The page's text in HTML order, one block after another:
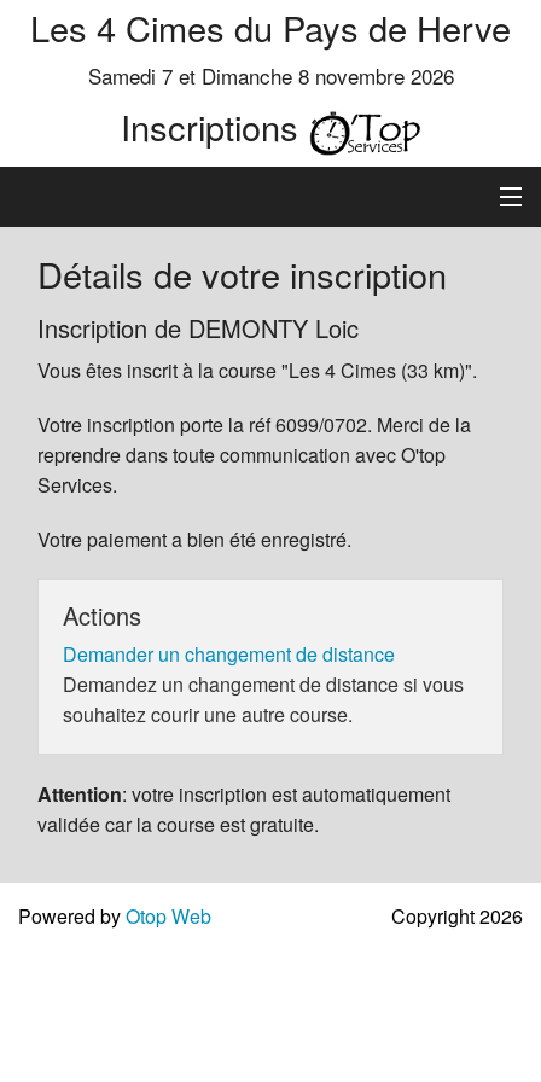
Les 4 Cimes du Pays de Herve
Samedi 7 et Dimanche 8 novembre 2026
Inscriptions
Inscription
Préinscrits
Informations
Détails de votre inscription
Inscription de DEMONTY Loic
Vous êtes inscrit à la course "Les 4 Cimes (33 km)".
Votre inscription porte la réf 6099/0702. Merci de la
reprendre dans toute communication avec O'top
Services.
Votre paiement a bien été enregistré.
Actions
Demander un changement de distance
Demandez un changement de distance si vous
souhaitez courir une autre course.
Attention: votre inscription est automatiquement
validée car la course est gratuite.
Powered byOtop Web Copyright 2026